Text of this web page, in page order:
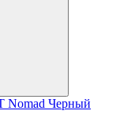
Nomad Черный